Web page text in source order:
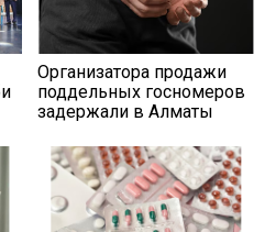
Организатора продажи
поддельных госномеров
задержали в Алматы